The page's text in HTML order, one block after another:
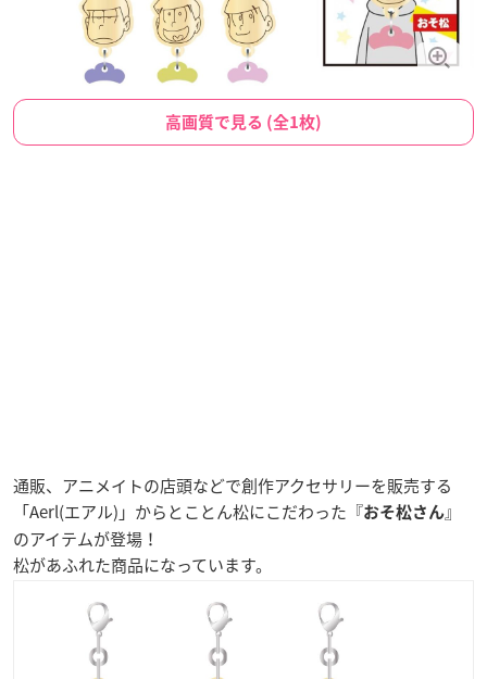
高画質で見る (全1枚)
通販、アニメイトの店頭などで創作アクセサリーを販売する
「Aerl(エアル)」からとことん松にこだわった『おそ松さん』
のアイテムが登場！
松があふれた商品になっています。